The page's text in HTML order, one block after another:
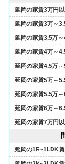
延岡の家賃3万円
延岡の家賃3万～
延岡の家賃3.5万
延岡の家賃4万～
延岡の家賃4.5万
延岡の家賃5万～
延岡の家賃5.5万
延岡の家賃6万～
延岡の家賃7万円
延岡の1R~1LDK